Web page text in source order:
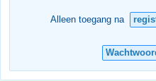
Alleen toegang na